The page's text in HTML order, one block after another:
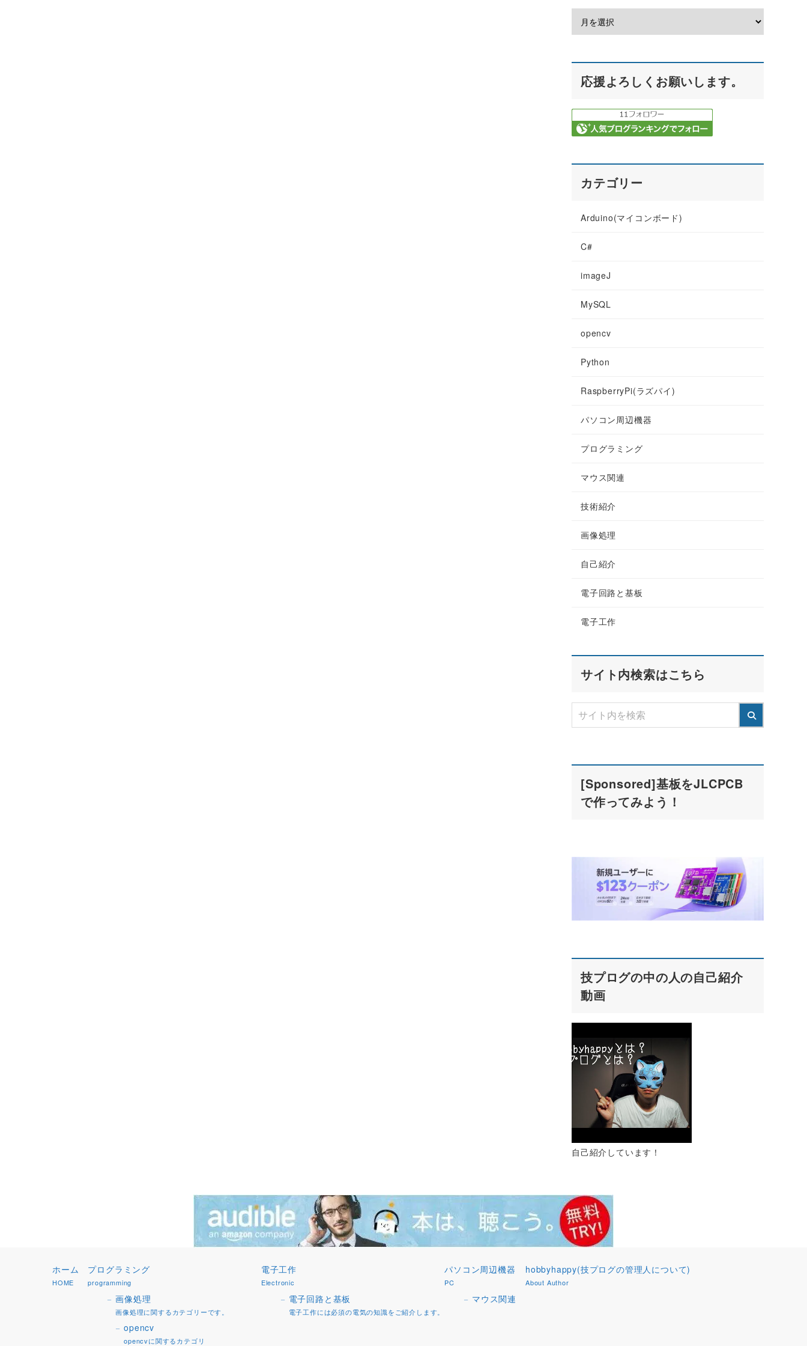
応援よろしくお願いします。
カテゴリー
Arduino(マイコンボード)
C#
imageJ
MySQL
opencv
Python
RaspberryPi(ラズパイ)
パソコン周辺機器
プログラミング
マウス関連
技術紹介
画像処理
自己紹介
電子回路と基板
電子工作
サイト内検索はこちら
[Sponsored]基板をJLCPCB
で作ってみよう！
技プログの中の人の自己紹介
動画
自己紹介しています！
ホーム
HOME
プログラミング
programming
画像処理
画像処理に関するカテゴリーです。
opencv
opencvに関するカテゴリ
電子工作
Electronic
電子回路と基板
電子工作には必須の電気の知識をご紹介します。
パソコン周辺機器
PC
マウス関連
hobbyhappy(技プログの管理人について)
About Author